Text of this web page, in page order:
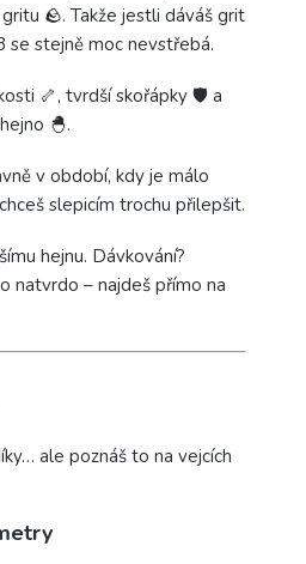
🪨. Takže jestli dáváš grit
se stejně moc nevstřebá.
🦴, tvrdší skořápky 🛡️ a
🐣.
v období, kdy je málo
slepicím trochu přilepšit.
hejnu. Dávkování?
natvrdo – najdeš přímo na
ale poznáš to na vejcích